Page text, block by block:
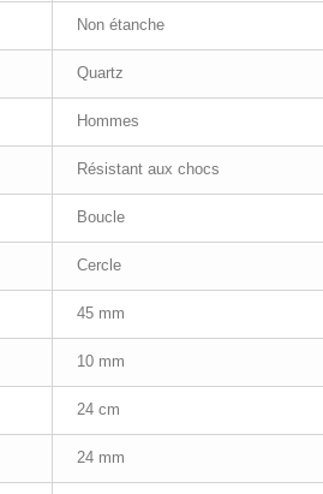
Non étanche
Quartz
Hommes
Résistant aux chocs
Boucle
Cercle
45 mm
10 mm
24 cm
24 mm